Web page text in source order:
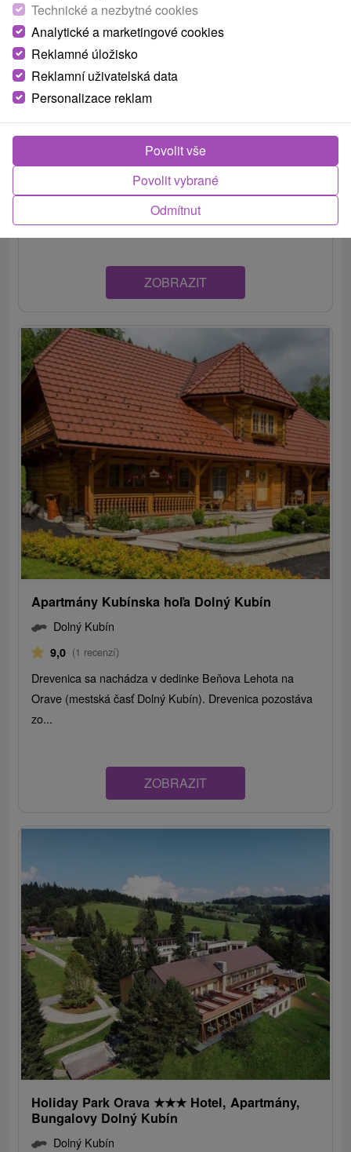
Penzión Kuzmínovo Dolný Kubín
Dolný Kubín
Penzión hotelového typu sa nachádza v objatí oravského
lesa, len 1 km od centra mesta Dolný Kubín....
ZOBRAZIT
Apartmány Kubínska hoľa Dolný Kubín
Dolný Kubín
9,0 (1 recenzí)
Drevenica sa nachádza v dedinke Beňova Lehota na
Orave (mestská časť Dolný Kubín). Drevenica pozostáva
zo...
ZOBRAZIT
Holiday Park Orava ★★★ Hotel, Apartmány,
Bungalovy Dolný Kubín
Dolný Kubín
Technické a nezbytné cookies
Analytické a marketingové cookies
Reklamné úložisko
Reklamní uživatelská data
Personalizace reklam
Odmítnut
Povolit vybrané
Povolit vše